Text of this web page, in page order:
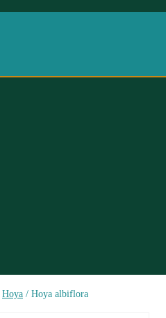
Hoya / Hoya albiflora